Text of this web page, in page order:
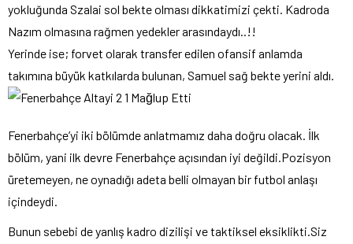
yokluğunda Szalai sol bekte olması dikkatimizi çekti. Kadroda
Nazım olmasına rağmen yedekler arasındaydı..!!
Yerinde ise; forvet olarak transfer edilen ofansif anlamda
takımına büyük katkılarda bulunan, Samuel sağ bekte yerini aldı.
Fenerbahçe’yi iki bölümde anlatmamız daha doğru olacak. İlk
bölüm, yani ilk devre Fenerbahçe açısından iyi değildi.Pozisyon
üretemeyen, ne oynadığı adeta belli olmayan bir futbol anlaşı
içindeydi.
Bunun sebebi de yanlış kadro dizilişi ve taktiksel eksiklikti.Siz